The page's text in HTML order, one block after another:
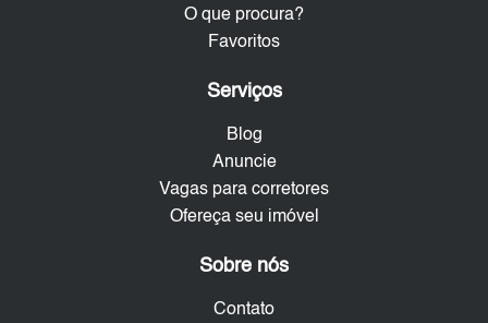
O que procura?
Favoritos
Serviços
Blog
Anuncie
Vagas para corretores
Ofereça seu imóvel
Sobre nós
Contato